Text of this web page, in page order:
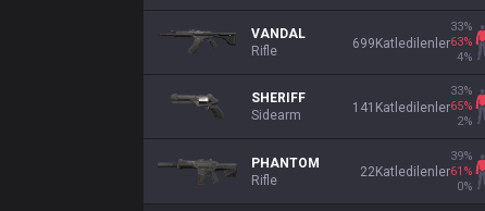
VANDAL
Rifle
699Katledilenler
33%
63%
4%
SHERIFF
Sidearm
141 Katledilenler
33%
65%
2%
PHANTOM
Rifle
22Katledilenler
39%
61 %
0%